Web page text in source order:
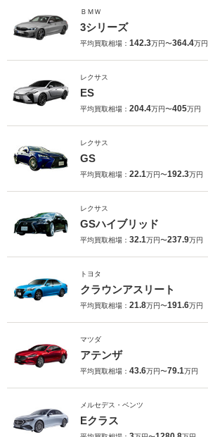
ＢＭＷ
3シリーズ
平均買取相場： 142.3万円〜364.4万円
レクサス
ES
平均買取相場： 204.4万円〜405万円
レクサス
GS
平均買取相場： 22.1万円〜192.3万円
レクサス
GSハイブリッド
平均買取相場： 32.1万円〜237.9万円
トヨタ
クラウンアスリート
平均買取相場： 21.8万円〜191.6万円
マツダ
アテンザ
平均買取相場： 43.6万円〜79.1万円
メルセデス・ベンツ
Eクラス